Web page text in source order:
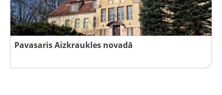
Pavasaris Aizkraukles novadā